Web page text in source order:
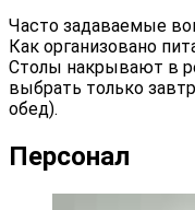
Часто задаваемые
Как организовано
Столы накрывают в
выбрать только
обед).
Персонал